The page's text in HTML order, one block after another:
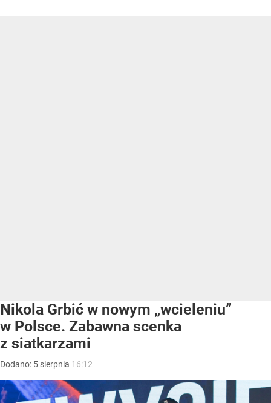
Nikola Grbić w nowym „wcieleniu”
w Polsce. Zabawna scenka
z siatkarzami
Dodano: 5 sierpnia 16:12